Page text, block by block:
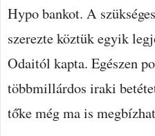
Hypo bankot. A
szerezte köztük egyik
Odaitól kapta. Egészen
többmillárdos iraki
tőke még ma is